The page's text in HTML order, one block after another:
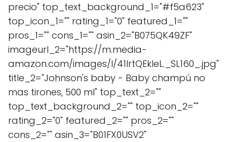
precio" top_text_background_1="#f5a623"
top_icon_1="" rating_1="0" featured_1=""
pros_1="" cons_1="" asin_2="B075QK49ZF"
imageurl_2="https://m.media-
amazon.com/images/I/41IrtQEkleL._SL160_.jpg"
title_2="Johnson's baby - Baby champú no
mas tirones, 500 ml" top_text_2=""
top_text_background_2="" top_icon_2=""
rating_2="0" featured_2="" pros_2=""
cons_2="" asin_3="B01FX0USV2"